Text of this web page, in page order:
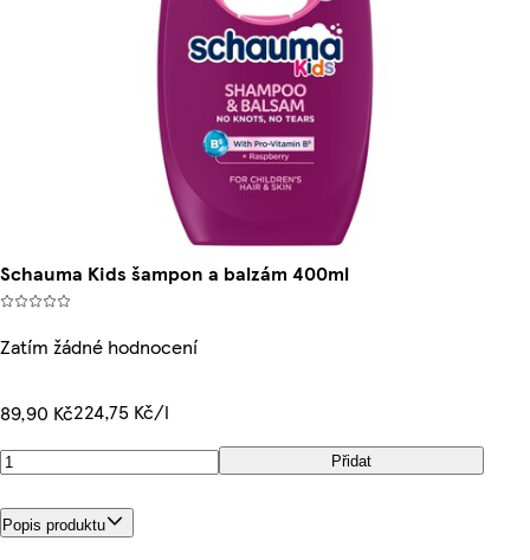
Schauma Kids šampon a balzám 400ml
Zatím žádné hodnocení
89,90 Kč224,75 Kč/l
Přidat
Popis produktu